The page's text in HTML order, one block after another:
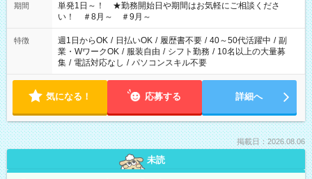
期間
単発1日～！ ★勤務開始日や期間はお気軽にご相談くださ
い！ ＃8月～ ＃9月～
特徴 週1日からOK / 日払いOK / 履歴書不要 / 40～50代活躍中 / 副
業・WワークOK / 服装自由 / シフト勤務 / 10名以上の大量募
集 / 電話対応なし / パソコンスキル不要
気になる！ 応募する 詳細へ
掲載日：2026.08.06
未読